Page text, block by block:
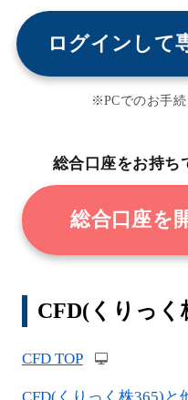
ログインして
※PCでのお手
総合口座をお持ち
総合口座を
CFD(くりっく
CFD TOP